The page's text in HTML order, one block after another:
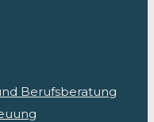
Berufsberatung